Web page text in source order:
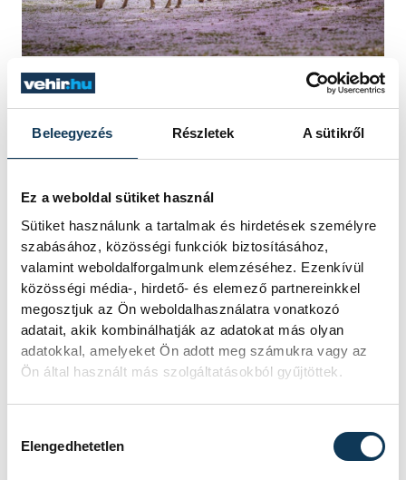
Beleegyezés Részletek A sütikről
Ez a weboldal sütiket használ
Sütiket használunk a tartalmak és hirdetések személyre
szabásához, közösségi funkciók biztosításához,
valamint weboldalforgalmunk elemzéséhez. Ezenkívül
közösségi média-, hirdető- és elemező partnereinkkel
megosztjuk az Ön weboldalhasználatra vonatkozó
adatait, akik kombinálhatják az adatokat más olyan
adatokkal, amelyeket Ön adott meg számukra vagy az
Ön által használt más szolgáltatásokból gyűjtöttek.
Elengedhetetlen
Nézze élőben a japán
cseresznyevirágzást!
Nyilván a cseresznyevirágzás mindenhol
szép, és messzire se kell menni ahhoz,
hogy tényleg élőben láthassuk ezeket, a
japán cseresznyevirágzásnak viszont
megvan a maga bája, elsősorban a
környezet révén. Mindazoknak, akik még
mindig nem tudnak teleportálni, több
utazási iroda is közvetíti online, helyi
idegenvezetőkkel a természeti jelenséget.
AKiotói mindennapok Facebook oldalán